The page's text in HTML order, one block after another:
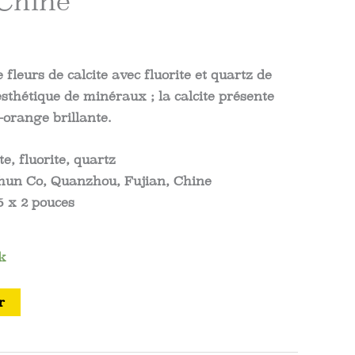
fleurs de calcite avec fluorite et quartz de
de minéraux ; la calcite présente
orange brillante.
fluorite, quartz
Co, Quanzhou, Fujian, Chine
x 2 pouces